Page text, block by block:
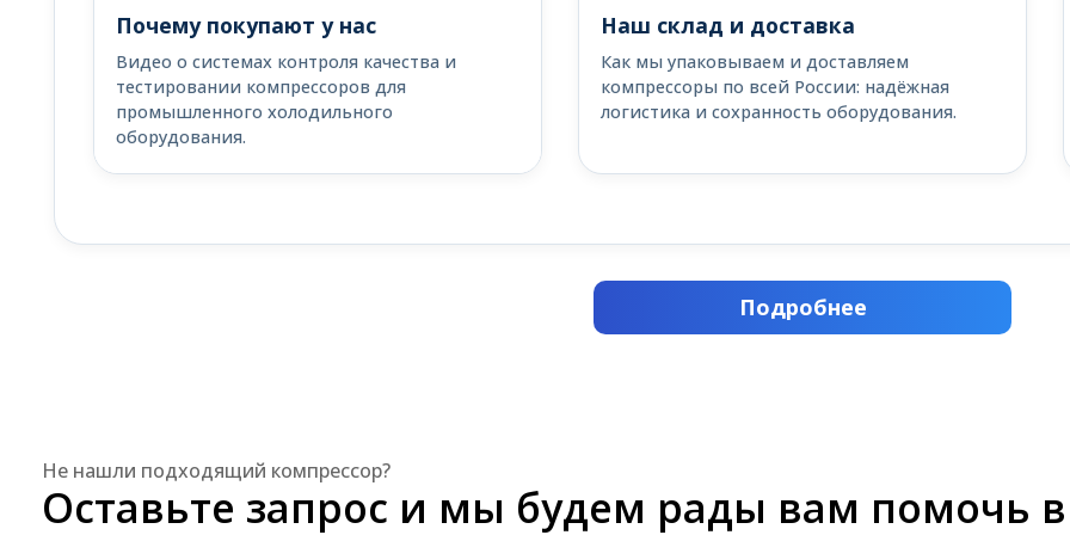
Почему покупают у нас
Видео о системах контроля качества и
тестировании компрессоров для
промышленного холодильного
оборудования.
Наш склад и доставка
Как мы упаковываем и доставляем
компрессоры по всей России: надёжная
логистика и сохранность оборудования.
Подробнее
Не нашли подходящий компрессор?
Оставьте запрос и мы будем рады вам помочь